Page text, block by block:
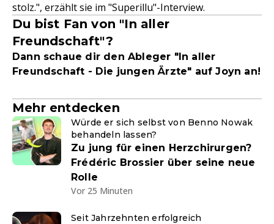
stolz.", erzählt sie im "Superillu"-Interview.
Du bist Fan von "In aller
Freundschaft"?
Dann schaue dir den Ableger "In aller
Freundschaft - Die jungen Ärzte" auf Joyn an!
Mehr entdecken
Würde er sich selbst von Benno Nowak
behandeln lassen?
Zu jung für einen Herzchirurgen?
Frédéric Brossier über seine neue
Rolle
Vor 25 Minuten
Seit Jahrzehnten erfolgreich